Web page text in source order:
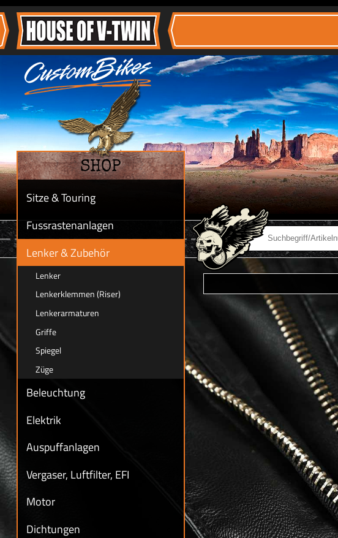
SHOP
Sitze & Touring
Fussrastenanlagen
Lenker & Zubehör
Lenker
Lenkerklemmen (Riser)
Lenkerarmaturen
Griffe
Spiegel
Züge
Beleuchtung
Elektrik
Auspuffanlagen
Vergaser, Luftfilter, EFI
Motor
Dichtungen